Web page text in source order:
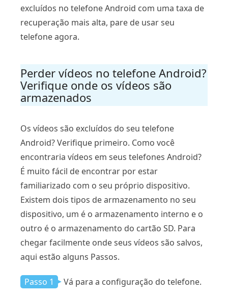
excluídos no telefone Android com uma taxa de
recuperação mais alta, pare de usar seu
telefone agora.
Perder vídeos no telefone Android?
Verifique onde os vídeos são
armazenados
Os vídeos são excluídos do seu telefone
Android? Verifique primeiro. Como você
encontraria vídeos em seus telefones Android?
É muito fácil de encontrar por estar
familiarizado com o seu próprio dispositivo.
Existem dois tipos de armazenamento no seu
dispositivo, um é o armazenamento interno e o
outro é o armazenamento do cartão SD. Para
chegar facilmente onde seus vídeos são salvos,
aqui estão alguns Passos.
Passo 1 Vá para a configuração do telefone.